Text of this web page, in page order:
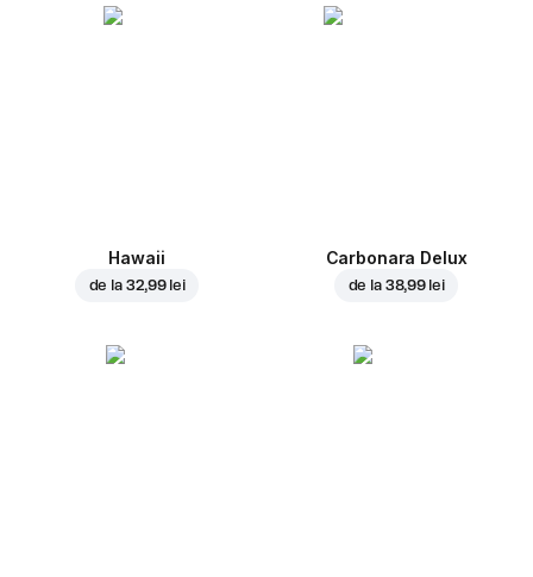
Hawaii
de la 32,99 lei
Carbonara Delux
de la 38,99 lei